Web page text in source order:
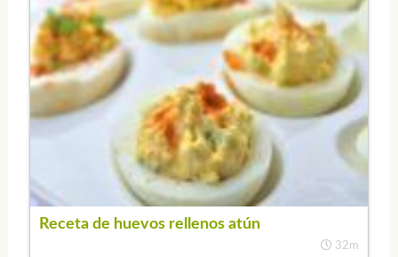
Receta de huevos rellenos atún
32m